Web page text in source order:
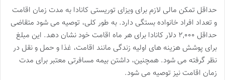
حداقل تمکن مالی لازم برای ویزای توریستی کانادا به مدت زمان اقامت
و تعداد افراد خانواده بستگی دارد. به طور کلی، توصیه می شود متقاضی
حداقل ۲,۰۰۰ دلار کانادا برای هر ماه اقامت خود نشان دهد. این مبلغ
برای پوشش هزینه های اولیه زندگی مانند اقامت، غذا و حمل و نقل در
نظر گرفته می شود. همچنین، داشتن بیمه مسافرتی معتبر برای مدت
زمان اقامت نیز توصیه می شود.